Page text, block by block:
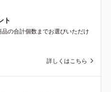
ト
の合計個数までお選びいただけ
詳しくはこちら